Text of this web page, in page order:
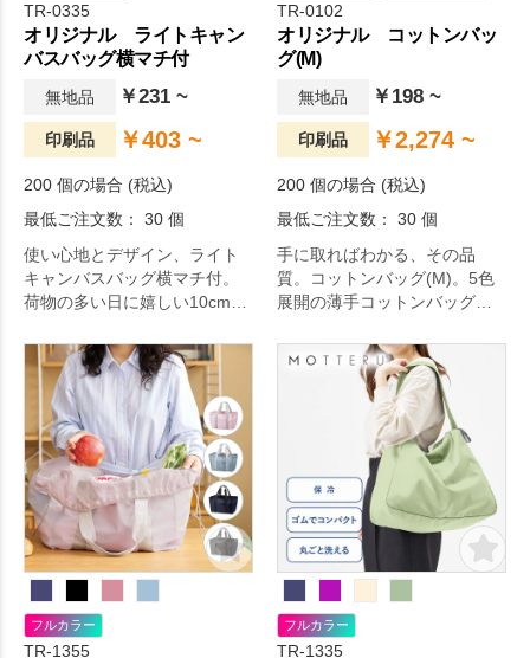
TR-0335
オリジナル ライトキャン
バスバッグ横マチ付
無地品 ￥231 ~
印刷品 ￥403 ~
200 個の場合 (税込)
最低ご注文数： 30 個
使い心地とデザイン、ライト
キャンバスバッグ横マチ付。
荷物の多い日に嬉しい10cmの
A4サイズは余裕を持って収容
可能で、肩かけ利用も可能で
す。エコバッグとしてもおす
すめです。日々の生活をちょ
っぴり豊かにするアイテムで
す。
TR-0102
オリジナル コットンバッ
グ(M)
無地品 ￥198 ~
印刷品 ￥2,274 ~
200 個の場合 (税込)
最低ご注文数： 30 個
手に取ればわかる、その品
質。コットンバッグ(M)。5色
展開の薄手コットンバッグで
展示会カタログ用バッグやア
ーティスト物販まで幅広い用
途にご利用いただけます。肩
かけ利用も可能です。エコバ
ッグとしてもおすすめです。
フルカラー
TR-1355
フルカラー
TR-1335